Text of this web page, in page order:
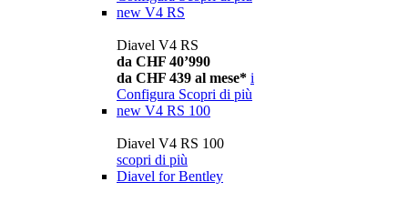
new V4 RS
Diavel V4 RS
da CHF 40’990
da CHF 439 al mese* i
Configura Scopri di più
new V4 RS 100
Diavel V4 RS 100
scopri di più
Diavel for Bentley